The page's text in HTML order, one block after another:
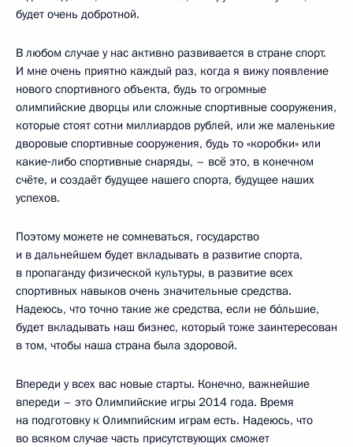
будет очень добротной.
В любом случае у нас активно развивается в стране спорт.
И мне очень приятно каждый раз, когда я вижу появление
нового спортивного объекта, будь то огромные
олимпийские дворцы или сложные спортивные сооружения,
которые стоят сотни миллиардов рублей, или же маленькие
дворовые спортивные сооружения, будь то «коробки» или
какие‑либо спортивные снаряды, – всё это, в конечном
счёте, и создаёт будущее нашего спорта, будущее наших
успехов.
Поэтому можете не сомневаться, государство
и в дальнейшем будет вкладывать в развитие спорта,
в пропаганду физической культуры, в развитие всех
спортивных навыков очень значительные средства.
Надеюсь, что точно такие же средства, если не бо́льшие,
будет вкладывать наш бизнес, который тоже заинтересован
в том, чтобы наша страна была здоровой.
Впереди у всех вас новые старты. Конечно, важнейшие
впереди – это Олимпийские игры 2014 года. Время
на подготовку к Олимпийским играм есть. Надеюсь, что
во всяком случае часть присутствующих сможет